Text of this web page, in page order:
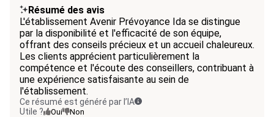
Résumé des avis
L'établissement Avenir Prévoyance Ida se distingue
par la disponibilité et l'efficacité de son équipe,
offrant des conseils précieux et un accueil chaleureux.
Les clients apprécient particulièrement la
compétence et l'écoute des conseillers, contribuant à
une expérience satisfaisante au sein de
l'établissement.
Ce résumé est généré par l’IA
Utile ?
Oui Non